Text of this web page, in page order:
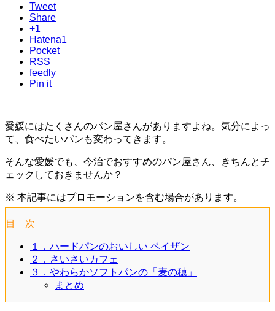
Tweet
Share
+1
Hatena1
Pocket
RSS
feedly
Pin it
愛媛にはたくさんのパン屋さんがありますよね。気分によっ
て、食べたいパンも変わってきます。
そんな愛媛でも、今治でおすすめのパン屋さん、きちんとチ
ェックしておきませんか？
※ 本記事にはプロモーションを含む場合があります。
目 次
１．ハードパンのおいしい ペイザン
２．さいさいカフェ
３．やわらかソフトパンの「麦の穂」
まとめ